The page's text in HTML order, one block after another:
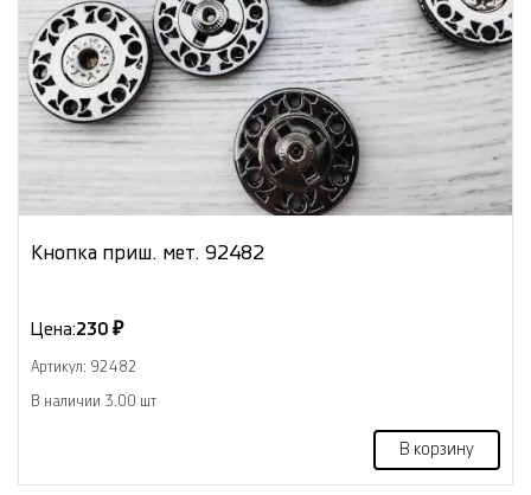
Кнопка приш. мет. 92482
Цена:230 ₽
Артикул: 92482
В наличии 3.00 шт
В корзину